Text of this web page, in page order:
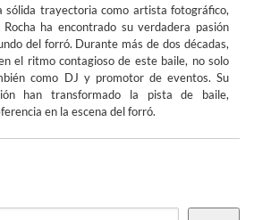
sólida trayectoria como artista fotográfico,
Rocha ha encontrado su verdadera pasión
del forró. Durante más de dos décadas,
el ritmo contagioso de este baile, no solo
como DJ y promotor de eventos. Su
han transformado la pista de baile,
en la escena del forró.